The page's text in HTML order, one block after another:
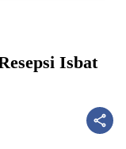
Isbat